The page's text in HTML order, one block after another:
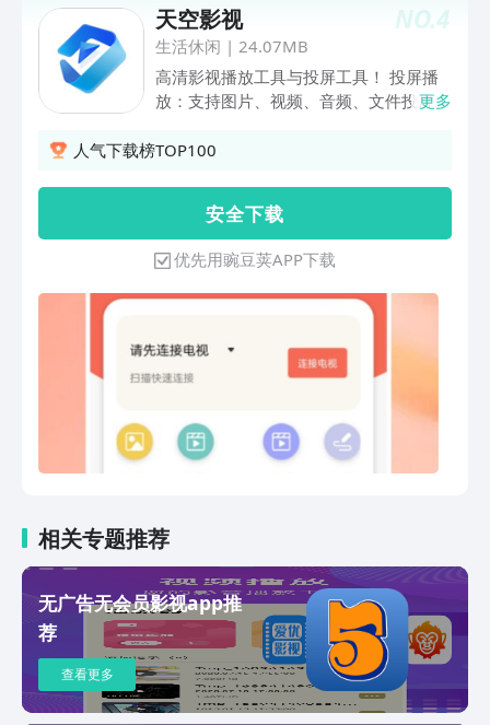
NO.4
天空影视
生活休闲 | 24.07MB
高清影视播放工具与投屏工具！ 投屏播
放：支持图片、视频、音频、文件投屏播
本地导入视频播放； 全能文件夹：接收
度体会影视精彩；屏的需求！
更多
人气下载榜TOP100
安 全 下 载
优先用豌豆荚APP下载
相关专题推荐
无广告无会员影视app推
荐
查看更多